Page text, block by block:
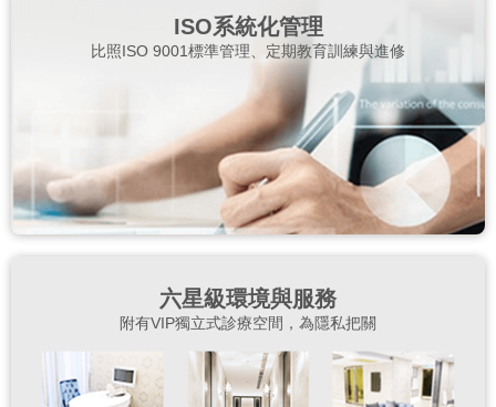
ISO系統化管理
比照ISO 9001標準管理、定期教育訓練與進修
六星級環境與服務
附有VIP獨立式診療空間，為隱私把關